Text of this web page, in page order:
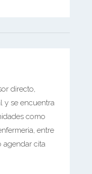
directo,
y se encuentra
como
entre
agendar cita